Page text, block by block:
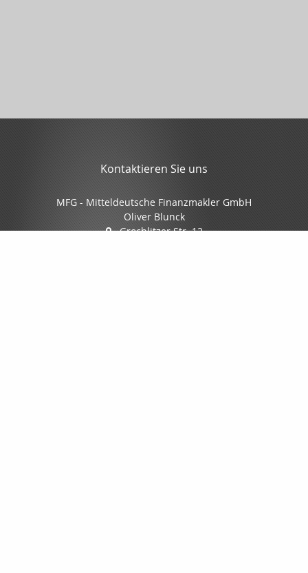
Kontaktieren Sie uns
MFG - Mitteldeutsche Finanzmakler GmbH
Oliver Blunck
Grochlitzer Str. 12